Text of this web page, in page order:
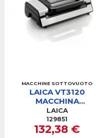
MACCHINE SOTTOVUOTO
LAICA VT3120
MACCHINA
SOTTOVUOTO PROF.
ACCIAIO 20L
LAICA
129851
132,38 €